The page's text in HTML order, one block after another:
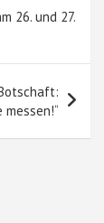
26. und 27.
messen!“